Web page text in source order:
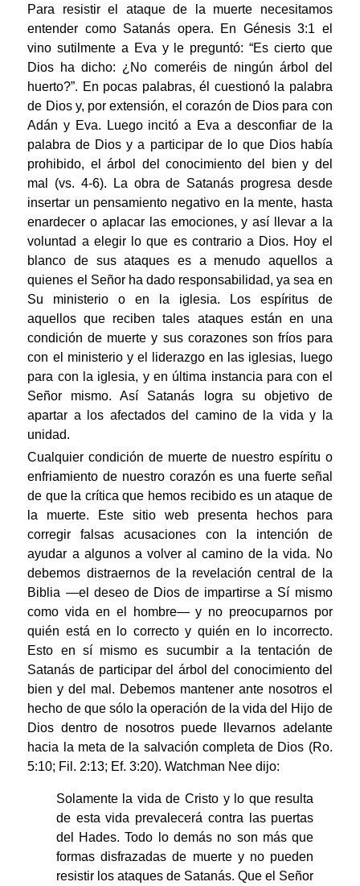
Para resistir el ataque de la muerte necesitamos
entender como Satanás opera. En Génesis 3:1 el
vino sutilmente a Eva y le preguntó: “Es cierto que
Dios ha dicho: ¿No comeréis de ningún árbol del
huerto?”. En pocas palabras, él cuestionó la palabra
de Dios y, por extensión, el corazón de Dios para con
Adán y Eva. Luego incitó a Eva a desconfiar de la
palabra de Dios y a participar de lo que Dios había
prohibido, el árbol del conocimiento del bien y del
mal (vs. 4-6). La obra de Satanás progresa desde
insertar un pensamiento negativo en la mente, hasta
enardecer o aplacar las emociones, y así llevar a la
voluntad a elegir lo que es contrario a Dios. Hoy el
blanco de sus ataques es a menudo aquellos a
quienes el Señor ha dado responsabilidad, ya sea en
Su ministerio o en la iglesia. Los espíritus de
aquellos que reciben tales ataques están en una
condición de muerte y sus corazones son fríos para
con el ministerio y el liderazgo en las iglesias, luego
para con la iglesia, y en última instancia para con el
Señor mismo. Así Satanás logra su objetivo de
apartar a los afectados del camino de la vida y la
unidad.
Cualquier condición de muerte de nuestro espíritu o
enfriamiento de nuestro corazón es una fuerte señal
de que la crítica que hemos recibido es un ataque de
la muerte. Este sitio web presenta hechos para
corregir falsas acusaciones con la intención de
ayudar a algunos a volver al camino de la vida. No
debemos distraernos de la revelación central de la
Biblia —el deseo de Dios de impartirse a Sí mismo
como vida en el hombre— y no preocuparnos por
quién está en lo correcto y quién en lo incorrecto.
Esto en sí mismo es sucumbir a la tentación de
Satanás de participar del árbol del conocimiento del
bien y del mal. Debemos mantener ante nosotros el
hecho de que sólo la operación de la vida del Hijo de
Dios dentro de nosotros puede llevarnos adelante
hacia la meta de la salvación completa de Dios (Ro.
5:10; Fil. 2:13; Ef. 3:20). Watchman Nee dijo:
Solamente la vida de Cristo y lo que resulta
de esta vida prevalecerá contra las puertas
del Hades. Todo lo demás no son más que
formas disfrazadas de muerte y no pueden
resistir los ataques de Satanás. Que el Señor